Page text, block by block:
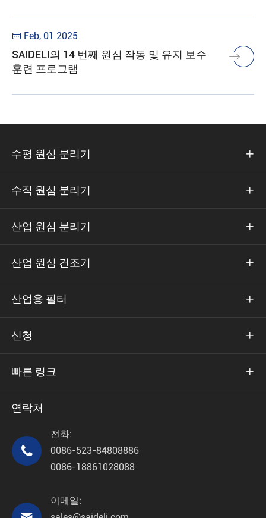
 Feb, 01 2025
SAIDELI의 14 번째 원심 작동 및 유지 보수
훈련 프로그램
수평 원심 분리기 
수직 원심 분리기 
산업 원심 분리기 
산업 원심 건조기 
산업용 필터 
신청 
빠른 링크 
연락처

전화:
0086-523-84808886
0086-18861028088
이메일: